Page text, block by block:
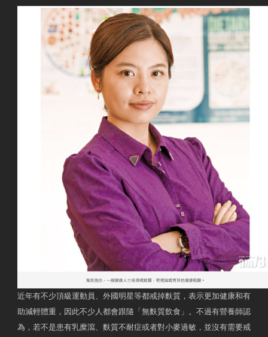
近年有不少頂級運動員、外國明星等都戒掉麩質，表示更加健康和有
助減輕體重，因此不少人都會跟隨「無麩質飲食」。不過有營養師認
為，若不是患有乳糜瀉、麩質不耐症或者對小麥過敏，並沒有需要戒